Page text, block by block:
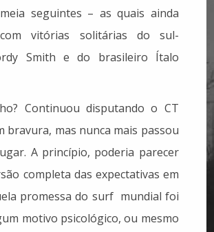
seguintes – as quais ainda
vitórias solitárias do sul-
Smith e do brasileiro Ítalo
Continuou disputando o CT
bravura, mas nunca mais passou
A princípio, poderia parecer
completa das expectativas em
promessa do surf mundial foi
motivo psicológico, ou mesmo